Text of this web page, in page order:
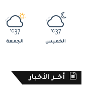
37
℃
الخميس
37
℃
الجمعة
أخــر الأخبار